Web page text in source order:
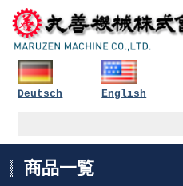
Deutsch English
商品一覧